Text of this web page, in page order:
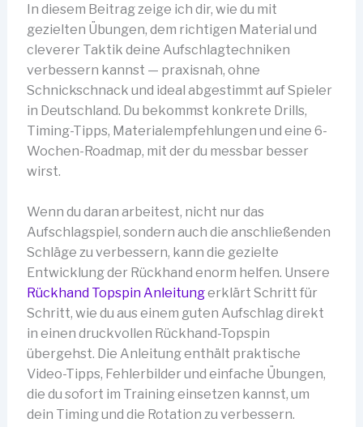
In diesem Beitrag zeige ich dir, wie du mit
gezielten Übungen, dem richtigen Material und
cleverer Taktik deine Aufschlagtechniken
verbessern kannst — praxisnah, ohne
Schnickschnack und ideal abgestimmt auf Spieler
in Deutschland. Du bekommst konkrete Drills,
Timing-Tipps, Materialempfehlungen und eine 6-
Wochen-Roadmap, mit der du messbar besser
wirst.
Wenn du daran arbeitest, nicht nur das
Aufschlagspiel, sondern auch die anschließenden
Schläge zu verbessern, kann die gezielte
Entwicklung der Rückhand enorm helfen. Unsere
Rückhand Topspin Anleitungerklärt Schritt für
Schritt, wie du aus einem guten Aufschlag direkt
in einen druckvollen Rückhand-Topspin
übergehst. Die Anleitung enthält praktische
Video-Tipps, Fehlerbilder und einfache Übungen,
die du sofort im Training einsetzen kannst, um
dein Timing und die Rotation zu verbessern.